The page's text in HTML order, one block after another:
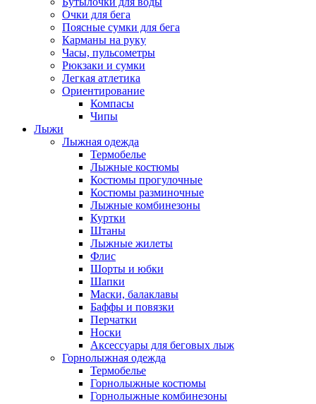
Очки для бега
Поясные сумки для бега
Карманы на руку
Часы, пульсометры
Рюкзаки и сумки
Легкая атлетика
Ориентирование
Компасы
Чипы
Лыжи
Лыжная одежда
Термобелье
Лыжные костюмы
Костюмы прогулочные
Костюмы разминочные
Лыжные комбинезоны
Куртки
Штаны
Лыжные жилеты
Флис
Шорты и юбки
Шапки
Маски, балаклавы
Баффы и повязки
Перчатки
Носки
Аксессуары для беговых лыж
Горнолыжная одежда
Термобелье
Горнолыжные костюмы
Горнолыжные комбинезоны